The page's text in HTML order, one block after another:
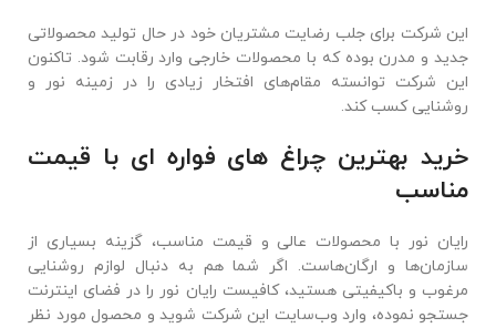
این شرکت برای جلب رضایت مشتریان خود در حال تولید محصولاتی
جدید و مدرن بوده که با محصولات خارجی وارد رقابت شود. تاکنون
این شرکت توانسته مقام‌های افتخار زیادی را در زمینه نور و
روشنایی کسب کند.
خرید بهترین چراغ های فواره ای با قیمت
مناسب
رایان نور با محصولات عالی و قیمت مناسب، گزینه بسیاری از
سازمان‌ها و ارگان‌هاست. اگر شما هم به دنبال لوازم روشنایی
مرغوب و باکیفیتی هستید، کافیست رایان نور را در فضای اینترنت
جستجو نموده، وارد وب‌سایت این شرکت شوید و محصول مورد نظر